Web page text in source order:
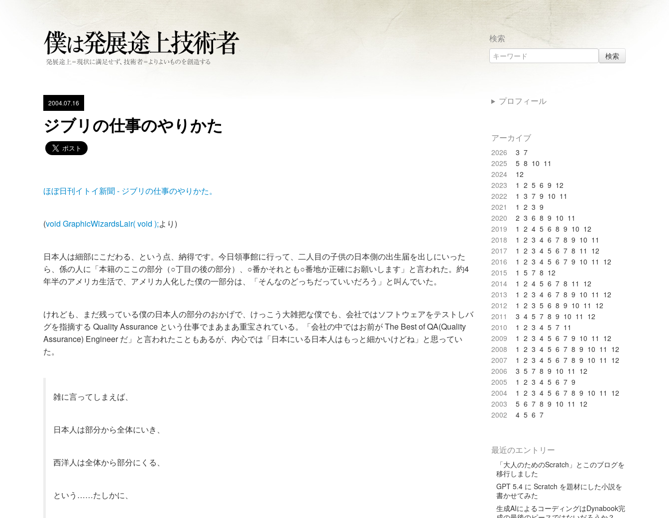
2004.07.16
ジブリの仕事のやりかた
ほぼ日刊イトイ新聞 - ジブリの仕事のやりかた。
(void GraphicWizardsLair( void );より)
日本人は細部にこだわる、という点、納得です。今日領事館に行って、二人目の子供の日本側の出生届を出しにいった
ら、係の人に「本籍のここの部分（○丁目の後の部分）、○番かそれとも○番地か正確にお願いします」と言われた。約4
年半のアメリカ生活で、アメリカ人化した僕の一部分は、「そんなのどっちだっていいだろう」と叫んでいた。
けれども、まだ残っている僕の日本人の部分のおかげで、けっこう大雑把な僕でも、会社ではソフトウェアをテストしバ
グを指摘する Quality Assurance という仕事でまあまあ重宝されている。「会社の中ではお前が The Best of QA(Quality
Assurance) Engineer だ」と言われたこともあるが、内心では「日本にいる日本人はもっと細かいけどね」と思ってい
た。
雑に言ってしまえば、
日本人は部分から全体にいき、
西洋人は全体から部分にくる、
という……たしかに、
検索
検索
プロフィール
アーカイブ
2026 3 7
2025
5 8 10 11
2024
12
2023
1 2 5 6 9 12
2022
1 3 7 9 10 11
2021
1 2 3 9
2020
2 3 6 8 9 10 11
2019
1 2 4 5 6 8 9 10 12
2018
1 2 3 4 6 7 8 9 10 11
2017
1 2 3 4 5 6 7 8 11 12
2016
1 2 3 4 5 6 7 9 10 11 12
2015
1 5 7 8 12
2014
1 2 4 5 6 7 8 11 12
2013
1 2 3 4 6 7 8 9 10 11 12
2012
1 2 3 5 6 8 9 10 11 12
2011
3 4 5 7 8 9 10 11 12
2010
1 2 3 4 5 7 11
2009
1 2 3 4 5 6 7 9 10 11 12
2008
1 2 3 4 5 6 7 8 9 10 11 12
2007
1 2 3 4 5 6 7 8 9 10 11 12
2006
3 5 7 8 9 10 11 12
2005
1 2 3 4 5 6 7 9
2004
1 2 3 4 5 6 7 8 9 10 11 12
2003
5 6 7 8 9 10 11 12
2002
4 5 6 7
最近のエントリー
「大人のためのScratch」とこのブログを
移行しました
GPT 5.4 に Scratch を題材にした小説を
書かせてみた
生成AIによるコーディングはDynabook完